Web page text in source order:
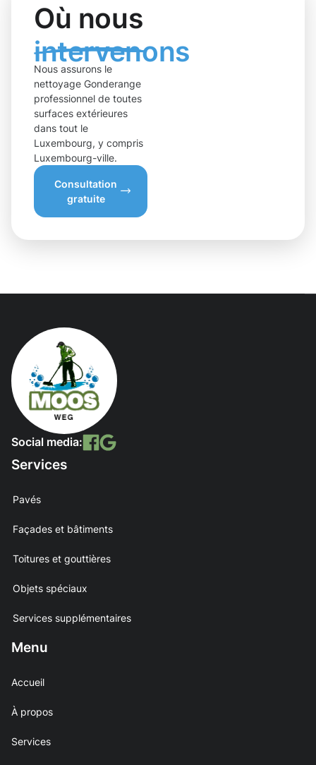
Où nous
intervenons
Nous assurons le
nettoyage Gonderange
professionnel de toutes
surfaces extérieures
dans tout le
Luxembourg, y compris
Luxembourg-ville.
Consultation
gratuite
Social media:
Services
Pavés
Façades et bâtiments
Toitures et gouttières
Objets spéciaux
Services supplémentaires
Menu
Accueil
À propos
Services